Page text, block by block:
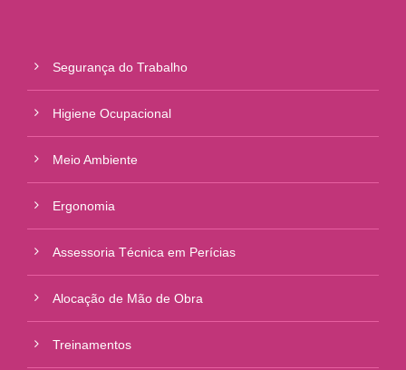
Segurança do Trabalho
Higiene Ocupacional
Meio Ambiente
Ergonomia
Assessoria Técnica em Perícias
Alocação de Mão de Obra
Treinamentos